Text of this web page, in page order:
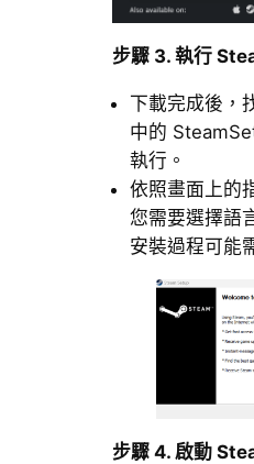
步驟 3. 執行
下載完成後，
中的
執行。
依照畫面上的
您需要選擇語
安裝過程可能
步驟 4. 啟動